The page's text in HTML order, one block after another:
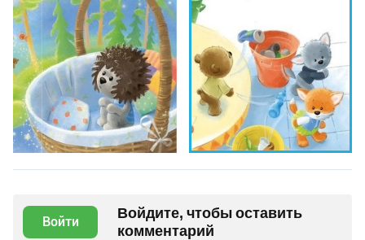
Войти
Войдите, чтобы оставить
комментарий